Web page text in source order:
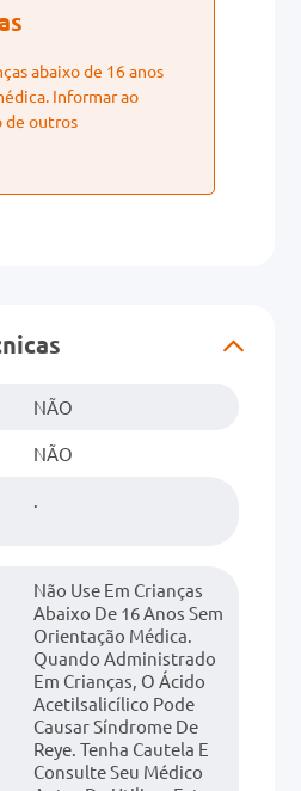
abaixo de 16 anos
Informar ao
de outros
NÃO
NÃO
Não Use Em Crianças
Abaixo De 16 Anos Sem
Orientação Médica.
Quando Administrado
Em Crianças, O Ácido
Acetilsalicílico Pode
Causar Síndrome De
Reye. Tenha Cautela E
Consulte Seu Médico